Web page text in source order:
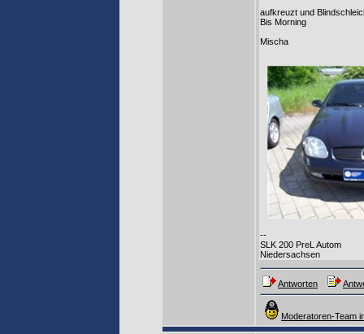
aufkreuzt und
Bis Morning
Mischa
--
SLK 200 PreL Autom
Niedersachsen
Antworten
Moderatoren-Team